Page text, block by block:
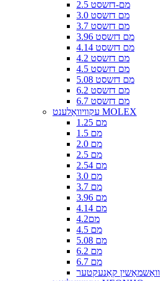
2.5 מם-דזשסט
3.0 מם דזשסט
3.7 מם דזשסט
3.96 מם דזשסט
4.14 מם דזשסט
4.2 מם דזשסט
4.5 מם דזשסט
5.08 מם דזשסט
6.2 מם דזשסט
6.7 מם דזשסט
עקוויוואַלענט MOLEX
1.25 מם
1.5 מם
2.0 מם
2.5 מם
2.54 מם
3.0 מם
3.7 מם
3.96 מם
4.14 מם
4.2מם
4.5 מם
5.08 מם
6.2 מם
6.7 מם
וואַשמאַשין קאַנעקטער